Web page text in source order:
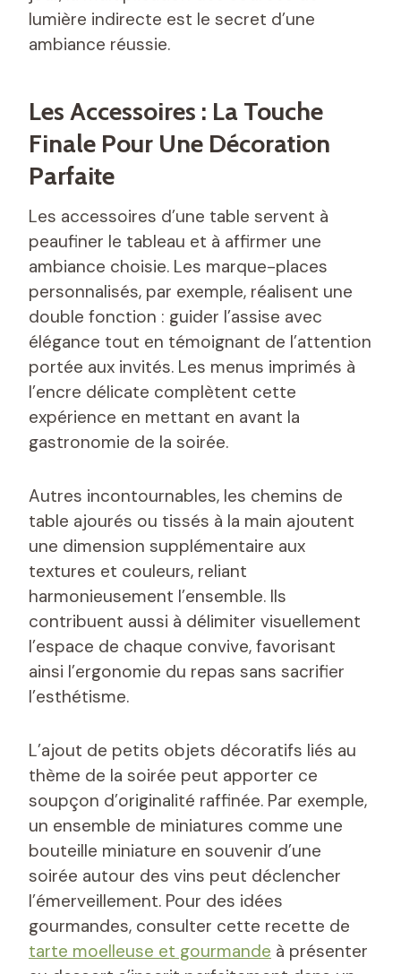
lumière indirecte est le secret d’une
ambiance réussie.
Les Accessoires : La Touche
Finale Pour Une Décoration
Parfaite
Les accessoires d’une table servent à
peaufiner le tableau et à affirmer une
ambiance choisie. Les marque-places
personnalisés, par exemple, réalisent une
double fonction : guider l’assise avec
élégance tout en témoignant de l’attention
portée aux invités. Les menus imprimés à
l’encre délicate complètent cette
expérience en mettant en avant la
gastronomie de la soirée.
Autres incontournables, les chemins de
table ajourés ou tissés à la main ajoutent
une dimension supplémentaire aux
textures et couleurs, reliant
harmonieusement l’ensemble. Ils
contribuent aussi à délimiter visuellement
l’espace de chaque convive, favorisant
ainsi l’ergonomie du repas sans sacrifier
l’esthétisme.
L’ajout de petits objets décoratifs liés au
thème de la soirée peut apporter ce
soupçon d’originalité raffinée. Par exemple,
un ensemble de miniatures comme une
bouteille miniature en souvenir d’une
soirée autour des vins peut déclencher
l’émerveillement. Pour des idées
gourmandes, consulter cette recette de
tarte moelleuse et gourmande à présenter